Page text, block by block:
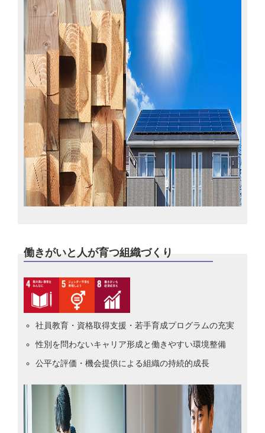
働きがいと人が育つ組織づくり
社員教育・資格取得支援・若手育成プログラムの充実
性別を問わないキャリア形成と働きやすい環境整備
公平な評価・機会提供による組織の持続的成長